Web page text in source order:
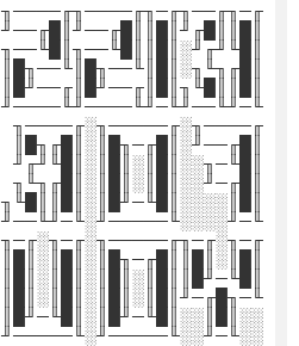
╓─╖╓──╖╓─╖╓────╖╓────╖
║█║║█╓╜║█║║█╓──╜║█╓──╜
║█╙╜╓╜░║█║║█╙──╖║█╙──╖
║█╓╖╙╖░║█║╙──╖█║╙──╖█║
║█║║█╙╖║█║╓──╜█║╓──╜█║
╙─╜╙──╜╙─╜╙────╜╙────╜
╓────╖░╓─────╖░╓────╖
║█╓──╜░║█╓─╖█║░║█╓╖█║
║█╙─╖░░║█║░║█║░║█╙╜╓╜
║█╓─╜░░║█║░║█║░║█╓╖╙╖
║█║░░░░║█╙─╜█║░║█║║█╙╖
╙─╜░░░░╙─────╜░╙─╜╙──╜
╓─╖░╓─╖╓─────╖░╓─╖░╓─╖
║█║░║█║║█╓─╖█║░║█║░║█║
║█╙─╜█║║█║░║█║░║█║░║█║
╙─╖█╓─╜║█║░║█║░║█║░║█║
░░║█║░░║█╙─╜█║░║█╙─╜█║
░░╙─╜░░╙─────╜░╙─────╜